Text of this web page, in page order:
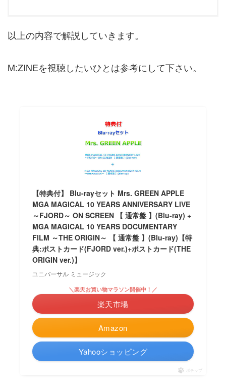
以上の内容で解説していきます。
M:ZINEを視聴したいひとは参考にして下さい。
【特典付】 Blu-rayセット Mrs. GREEN APPLE
MGA MAGICAL 10 YEARS ANNIVERSARY LIVE
～FJORD～ ON SCREEN 【 通常盤 】(Blu-ray) +
MGA MAGICAL 10 YEARS DOCUMENTARY
FILM ～THE ORIGIN～ 【 通常盤 】(Blu-ray)【特
典:ポストカード(FJORD ver.)+ポストカード(THE
ORIGIN ver.)】
ユニバーサル ミュージック
Amazon
＼楽天お買い物マラソン開催中！／
楽天市場
Yahooショッピング
ポチップ